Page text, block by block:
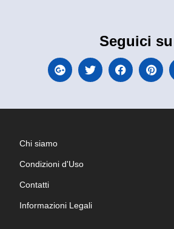
Seguici su
Chi siamo
Condizioni d'Uso
Contatti
Informazioni Legali